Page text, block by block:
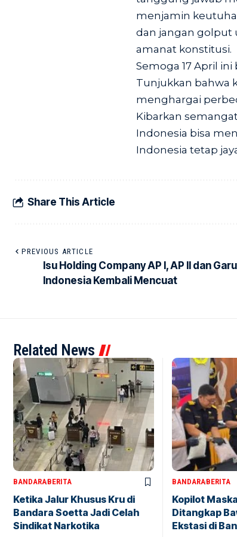
menjamin
dan jangan golput
amanat konstitusi.
Semoga 17 April
Tunjukkan bahwa
menghargai
Kibarkan
Indonesia bisa
Indonesia tetap
Share This Article
PREVIOUS ARTICLE
Isu Holding Company AP I, AP II dan
Indonesia Kembali Mencuat
Related News
BANDARABERITA
Ketika Jalur Khusus Kru di
Bandara Soetta Jadi Celah
Sindikat Narkotika
BANDARABERITA
Kopilot
Ditangkap
Ekstasi di